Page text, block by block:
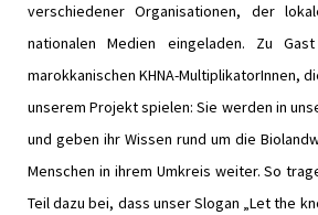
verschiedener Organisationen, der
nationalen Medien eingeladen. Zu
marokkanischen KHNA-MultiplikatorInnen,
unserem Projekt spielen: Sie werden in
und geben ihr Wissen rund um die
Menschen in ihrem Umkreis weiter. So
Teil dazu bei, dass unser Slogan „Let the